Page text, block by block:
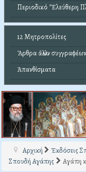
Περιοδικό "Ἐλεύθερη
12 Μητροπολίτες
Ἄρθρα ἄλλων συγγραφέων
Ἀπανθίσματα
Αρχική Ἐκδόσεις
Σπουδή Αγάπης
Αγάπη